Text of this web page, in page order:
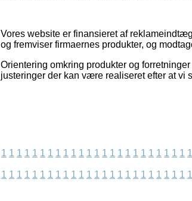
Vores website er finansieret af
og fremviser firmaernes produkter, og
Orientering omkring produkter og
justeringer der kan være realiseret efter at vi
1 1 1 1 1 1 1 1 1 1 1 1 1 1 1 1 1 1 1 1 1 1 1 1 1
1 1 1 1 1 1 1 1 1 1 1 1 1 1 1 1 1 1 1 1 1 1 1 1 1